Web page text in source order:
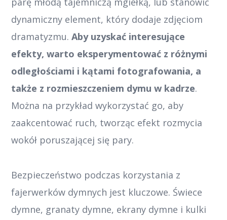
dynamiczny element, który dodaje zdjęciom
dramatyzmu.Aby uzyskać interesujące
efekty, warto eksperymentować z różnymi
odległościami i kątami fotografowania, a
także z rozmieszczeniem dymu w kadrze.
Można na przykład wykorzystać go, aby
zaakcentować ruch, tworząc efekt rozmycia
wokół poruszającej się pary.
Bezpieczeństwo podczas korzystania z
fajerwerków dymnych jest kluczowe. Świece
dymne, granaty dymne, ekrany dymne i kulki